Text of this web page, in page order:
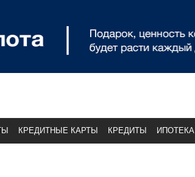
КРЕДИТНЫЕ КАРТЫ КРЕДИТЫ ИПОТЕКА